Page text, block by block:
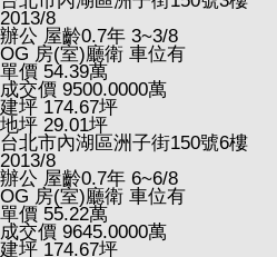
2013/8
辦公 屋齡0.7年 3~3/8
OG 房(室)廳衛 車位有
單價 54.39萬
成交價 9500.0000萬
建坪 174.67坪
地坪 29.01坪
台北市內湖區洲子街150號6樓
2013/8
辦公 屋齡0.7年 6~6/8
OG 房(室)廳衛 車位有
單價 55.22萬
成交價 9645.0000萬
建坪 174.67坪